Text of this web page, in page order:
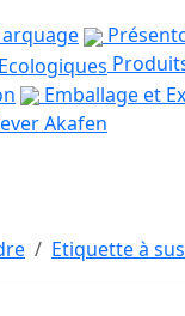
Emballage et
Akafen
Etiquette à